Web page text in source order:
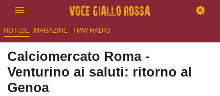
NOTIZIE MAGAZINE TMW RADIO
Calciomercato Roma -
Venturino ai saluti: ritorno al
Genoa